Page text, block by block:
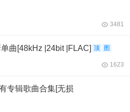
3481
曲[48kHz |24bit |FLAC] 顶 图
1623
专辑歌曲合集[无损